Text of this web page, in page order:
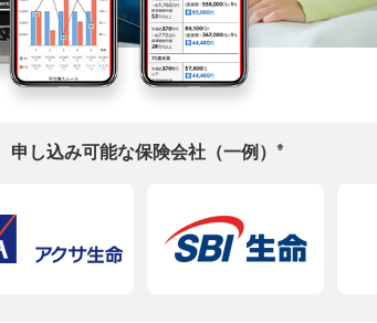
申し込み可能な保険会社（一例） ※